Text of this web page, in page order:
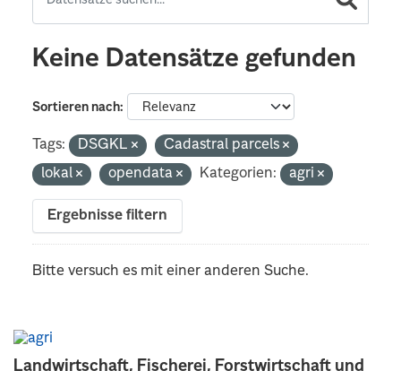
Landwirtschaft, Fischerei, Forstwirtschaft und
Keine Datensätze gefunden
Sortieren nach
Tags: DSGKL
Cadastral parcels
lokal
opendata Kategorien: agri
Ergebnisse filtern
Bitte versuch es mit einer anderen Suche.